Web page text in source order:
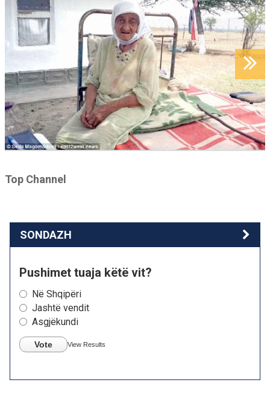
Top Channel
SONDAZH
Pushimet tuaja këtë vit?
Në Shqipëri
Jashtë vendit
Asgjëkundi
Vote View Results